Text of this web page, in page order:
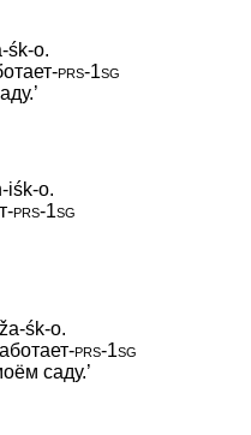
śk-o.
‑prs‑1sg
iśk-o.
‑prs‑1sg
śk-o.
‑prs‑1sg
саду.’